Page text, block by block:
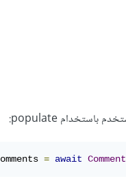
= await Comment